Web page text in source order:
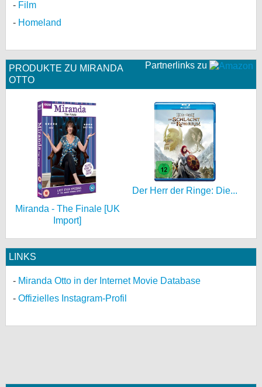
Film
Homeland
Partnerlinks zu
PRODUKTE ZU MIRANDA
OTTO
Miranda - The Finale [UK
Import]
Der Herr der Ringe: Die...
LINKS
Miranda Otto in der Internet Movie Database
Offizielles Instagram-Profil